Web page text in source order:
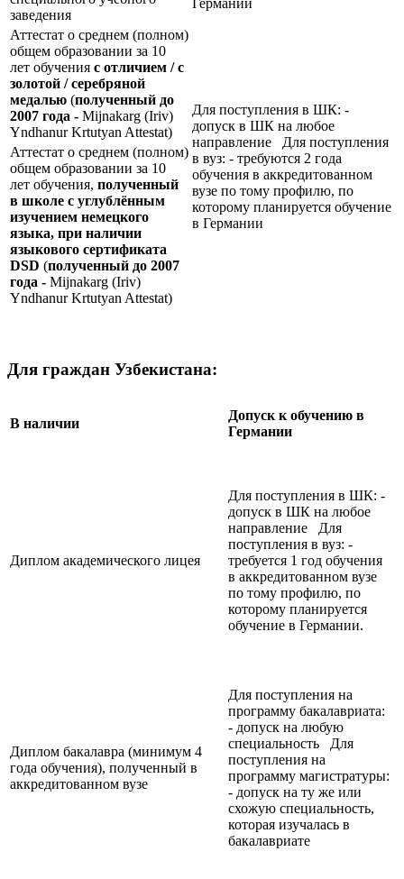
Германии
заведения
Аттестат о среднем (полном)
общем образовании за 10
лет обучения с отличием / с
золотой / серебряной
медалью (полученный до
2007 года - Mijnakarg (Iriv)
Yndhanur Krtutyan Attestat)
Для поступления в ШК: -
допуск в ШК на любое
направление Для поступления
в вуз: - требуются 2 года
обучения в аккредитованном
вузе по тому профилю, по
которому планируется обучение
в Германии
Аттестат о среднем (полном)
общем образовании за 10
лет обучения, полученный
в школе с углублённым
изучением немецкого
языка, при наличии
языкового сертификата
DSD (полученный до 2007
года - Mijnakarg (Iriv)
Yndhanur Krtutyan Attestat)
Для граждан Узбекистана:
В наличии
Допуск к обучению в
Германии
Диплом академического лицея
Для поступления в ШК: -
допуск в ШК на любое
направление Для
поступления в вуз: -
требуется 1 год обучения
в аккредитованном вузе
по тому профилю, по
которому планируется
обучение в Германии.
Диплом бакалавра (минимум 4
года обучения), полученный в
аккредитованном вузе
Для поступления на
программу бакалавриата:
- допуск на любую
специальность Для
поступления на
программу магистратуры:
- допуск на ту же или
схожую специальность,
которая изучалась в
бакалавриате